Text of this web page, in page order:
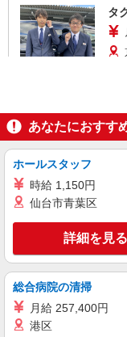
タ
式
派遣社員
カ
キープ
派遣社員
株式会社フロンティア
あなたにおすす
ホールスタッフ
時給 1,150円
仙台市青葉区
詳細を見る
総合病院の清掃
月給 257,400円
港区